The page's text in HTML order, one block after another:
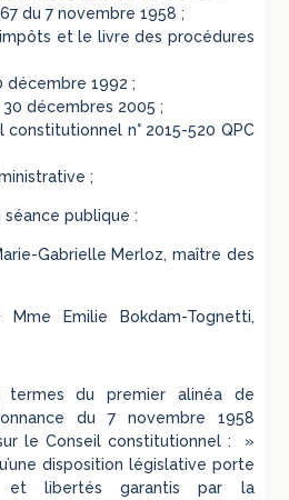
du 7 novembre 1958 ;
et le livre des procédures
décembre 1992 ;
30 décembres 2005 ;
constitutionnel n° 2015-520 QPC
;
publique :
Gabrielle Merloz, maître des
Emilie Bokdam-Tognetti,
termes du premier alinéa de
du 7 novembre 1958
le Conseil constitutionnel : »
disposition législative porte
et libertés garantis par la